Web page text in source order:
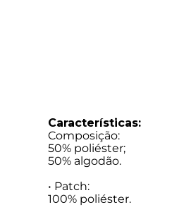
Características:
Composição:
50% poliéster;
50% algodão.
• Patch:
100% poliéster.